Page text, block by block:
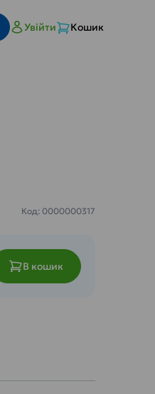
Увійти Кошик
Код: 0000000317
В кошик